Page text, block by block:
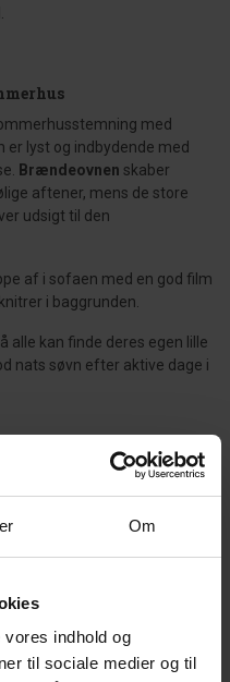
Om
indhold og
til sociale medier og til
med
lyst og indbydende med
Brændeovnen skaber
aftener, mens de store
udsigt til den
af i sofaen med en god film
i baggrunden.
alle kan finde deres egen lille
nats søvn efter aktive dage i
og hargulvvarme– en
by
naturgrund, hvor du kan nyde
havluft.